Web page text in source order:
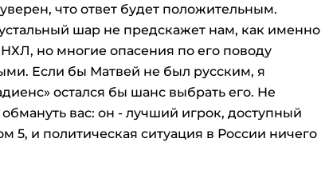
что ответ будет положительным.
шар не предскажет нам, как именно
но многие опасения по его поводу
Если бы Матвей не был русским, я
остался бы шанс выбрать его. Не
вас: он - лучший игрок, доступный
5, и политическая ситуация в России ничего